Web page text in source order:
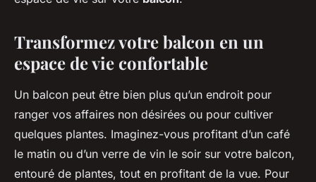
Transformez votre balcon en un
espace de vie confortable
Un balcon peut être bien plus qu’un endroit pour
ranger vos affaires non désirées ou pour cultiver
quelques plantes. Imaginez-vous profitant d’un café
le matin ou d’un verre de vin le soir sur votre balcon,
entouré de plantes, tout en profitant de la vue. Pour